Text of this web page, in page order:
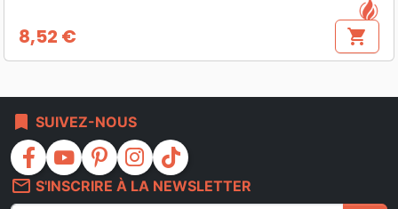
Prix
8,52 € shopping_cart
bookmark SUIVEZ-NOUS
facebook youtube pinterest instagram
tiktok
mail_outline S'INSCRIRE À LA NEWSLETTER